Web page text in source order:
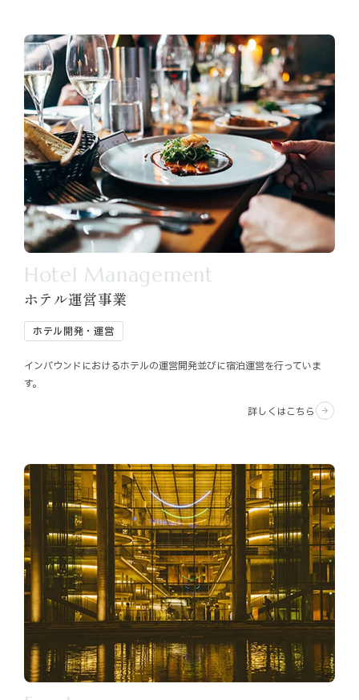
Hotel Management
ホテル運営事業
ホテル開発・運営
インバウンドにおけるホテルの運営開発並びに宿泊運営を行っていま
す。
詳しくはこちら
arrow_forward